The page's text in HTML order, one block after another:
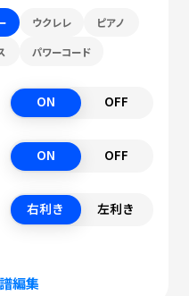
ウクレレ ピアノ
パワーコード
ON OFF
ON OFF
右利き 左利き
編集